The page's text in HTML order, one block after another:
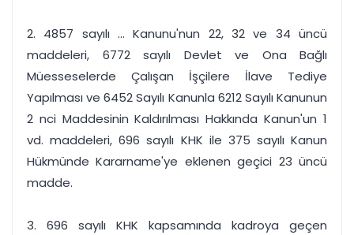
2. 4857 sayılı ... Kanunu'nun 22, 32 ve 34 üncü
maddeleri, 6772 sayılı Devlet ve Ona Bağlı
Müesseselerde Çalışan İşçilere İlave Tediye
Yapılması ve 6452 Sayılı Kanunla 6212 Sayılı Kanunun
2 nci Maddesinin Kaldırılması Hakkında Kanun'un 1
vd. maddeleri, 696 sayılı KHK ile 375 sayılı Kanun
Hükmünde Kararname'ye eklenen geçici 23 üncü
madde.
3. 696 sayılı KHK kapsamında kadroya geçen